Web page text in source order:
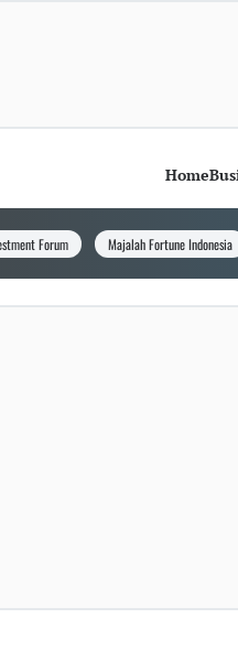
Home
Forum Majalah Fortune Indonesia